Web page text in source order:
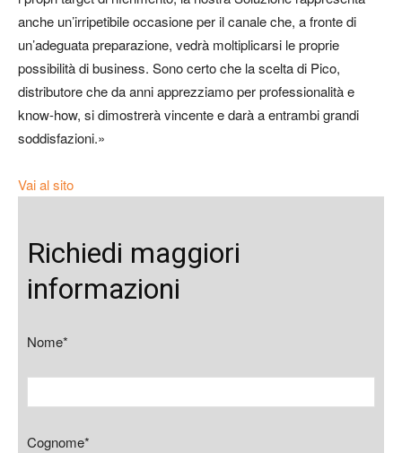
anche un’irripetibile occasione per il canale che, a fronte di
un’adeguata preparazione, vedrà moltiplicarsi le proprie
possibilità di business. Sono certo che la scelta di Pico,
distributore che da anni apprezziamo per professionalità e
know-how, si dimostrerà vincente e darà a entrambi grandi
soddisfazioni.»
Vai al sito
Richiedi maggiori
informazioni
Nome*
Cognome*